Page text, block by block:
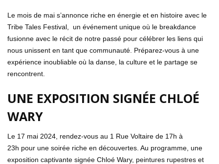
Le mois de mai s’annonce riche en énergie et en histoire avec le
Tribe Tales Festival, un événement unique où le breakdance
fusionne avec le récit de notre passé pour célébrer les liens qui
nous unissent en tant que communauté. Préparez-vous à une
expérience inoubliable où la danse, la culture et le partage se
rencontrent.
UNE EXPOSITION SIGNÉE CHLOÉ
WARY
Le 17 mai 2024, rendez-vous au 1 Rue Voltaire de 17h à
23h pour une soirée riche en découvertes. Au programme, une
exposition captivante signée Chloé Wary, peintures rupestres et